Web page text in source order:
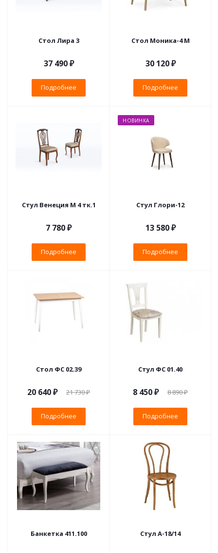
Стол Лира 3
37 490 ₽
Подробнее
Стол Моника-4 М
30 120 ₽
Подробнее
Стул Венеция М 4 тк.1
7 780 ₽
Подробнее
НОВИНКА
Стул Глори-12
13 580 ₽
Подробнее
Стол ФС 02.39
20 640 ₽ 21 730 ₽
Подробнее
Стул ФС 01.40
8 450 ₽ 8 890 ₽
Подробнее
Банкетка 411.100 Стул А-18/14